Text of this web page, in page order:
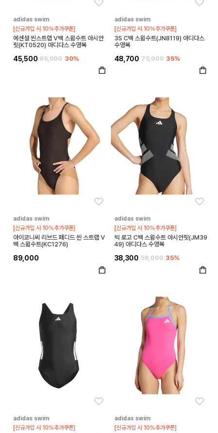
adidas swim
[신규가입 시 10%추가쿠폰]
에센셜 씬스트랩 V백 스윔수트 아시안
핏(KT0520) 아디다스 수영복
45,500 65,000 30%
adidas swim
[신규가입 시 10%추가쿠폰]
3S C백 스윔수트(JN8119) 아디다스
수영복
48,700 75,000 35%
adidas swim
[신규가입 시 10%추가쿠폰]
아이코니씨 리브드 패디드 씬 스트랩 V
백 스윔수트(KC1276)
89,000
adidas swim
[신규가입 시 10%추가쿠폰]
빅 로고 C백 스윔수트 아시안핏(JM39
49) 아디다스 수영복
38,300 59,000 35%
adidas swim
[신규가입 시 10%추가쿠폰]
adidas swim
[신규가입 시 10%추가쿠폰]